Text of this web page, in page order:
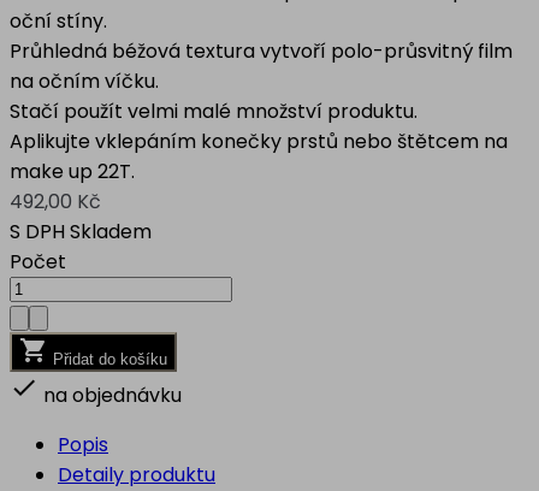
oční stíny.
Průhledná béžová textura vytvoří polo-průsvitný film
na očním víčku.
Stačí použít velmi malé množství produktu.
Aplikujte vklepáním konečky prstů nebo štětcem na
make up 22T.
492,00 Kč
S DPHSkladem
Počet
 Přidat do košíku
 na objednávku
Popis
Detaily produktu